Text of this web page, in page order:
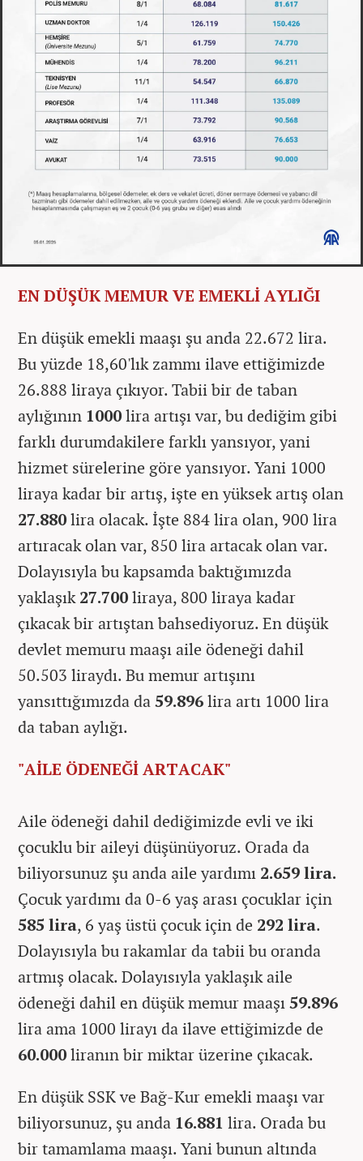
EN DÜŞÜK MEMUR VE EMEKLİ AYLIĞI
En düşük emekli maaşı şu anda 22.672 lira.
Bu yüzde 18,60'lık zammı ilave ettiğimizde
26.888 liraya çıkıyor. Tabii bir de taban
aylığının 1000lira artışı var, bu dediğim gibi
farklı durumdakilere farklı yansıyor, yani
hizmet sürelerine göre yansıyor. Yani 1000
liraya kadar bir artış, işte en yüksek artış olan
27.880lira olacak. İşte 884 lira olan, 900 lira
artıracak olan var, 850 lira artacak olan var.
Dolayısıyla bu kapsamda baktığımızda
yaklaşık27.700liraya, 800 liraya kadar
çıkacak bir artıştan bahsediyoruz. En düşük
devlet memuru maaşı aile ödeneği dahil
50.503 liraydı. Bu memur artışını
yansıttığımızda da59.896lira artı 1000 lira
da taban aylığı.
"AİLE ÖDENEĞİ ARTACAK"
Aile ödeneği dahil dediğimizde evli ve iki
çocuklu bir aileyi düşünüyoruz. Orada da
biliyorsunuz şu anda aile yardımı 2.659 lira.
Çocuk yardımı da 0-6 yaş arası çocuklar için
585 lira, 6 yaş üstü çocuk için de 292 lira.
Dolayısıyla bu rakamlar da tabii bu oranda
artmış olacak. Dolayısıyla yaklaşık aile
ödeneği dahil en düşük memur maaşı59.896
lira ama 1000 lirayı da ilave ettiğimizde de
60.000liranın bir miktar üzerine çıkacak.
En düşük SSK ve Bağ-Kur emekli maaşı var
biliyorsunuz, şu anda 16.881 lira. Orada bu
bir tamamlama maaşı. Yani bunun altında